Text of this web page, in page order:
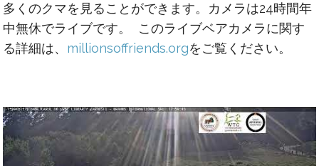
多くのクマを見ることができます。カメラは24時間年
中無休でライブです。 このライブベアカメラに関す
る詳細は、 millionsoffriends.orgをご覧ください。